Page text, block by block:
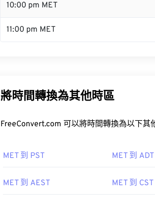
10:00 pm MET
11:00 pm MET
將時間轉換為其他時區
FreeConvert.com 可以將時間轉換為以下其
MET 到 PST MET 到 ADT
MET 到 AEST MET 到 CST